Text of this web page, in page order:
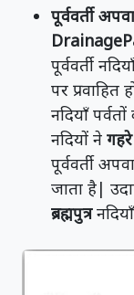
पूर्ववर्ती
पूर्ववर्ती
पर प्रवाहित
नदियाँ
नदियों ने
पूर्ववर्ती
जाता है|
ब्रह्मपुत्र